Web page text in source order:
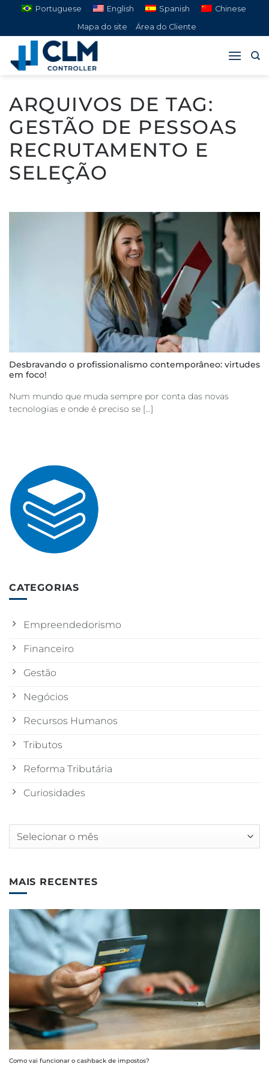
Pular
o
conteúdo
Portuguese English Spanish
Chinese
Mapa do site
Área do Cliente
ARQUIVOS DE TAG:
GESTÃO DE PESSOAS
RECRUTAMENTO E
SELEÇÃO
Desbravando o profissionalismo contemporâneo: virtudes
em foco!
Num mundo que muda sempre por conta das novas
tecnologias e onde é preciso se [...]
CATEGORIAS
Empreendedorismo
Financeiro
Gestão
Negócios
Recursos Humanos
Tributos
Reforma Tributária
Curiosidades
Arquivos
MAIS RECENTES
Como vai funcionar o cashback de impostos?